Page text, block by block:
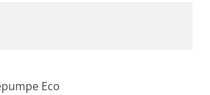
Eco